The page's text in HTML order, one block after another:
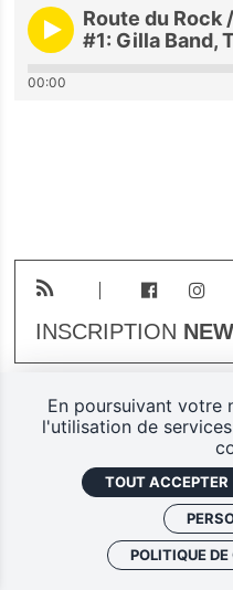
Route du Rock
#1: Gilla Band,
00:00
INSCRIPTION
Plan du site
Politique de
Ferarock.org, une
En poursuivant votre
l'utilisation de
TOUT ACCEPTER
POLITIQUE